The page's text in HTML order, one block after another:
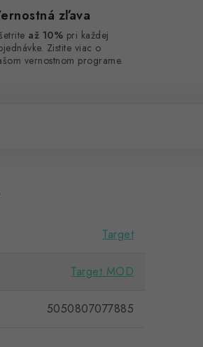
zľava
až 10% pri každej
Zistite viac o
vernostnom programe.
Target
Target MOD
5050807077885